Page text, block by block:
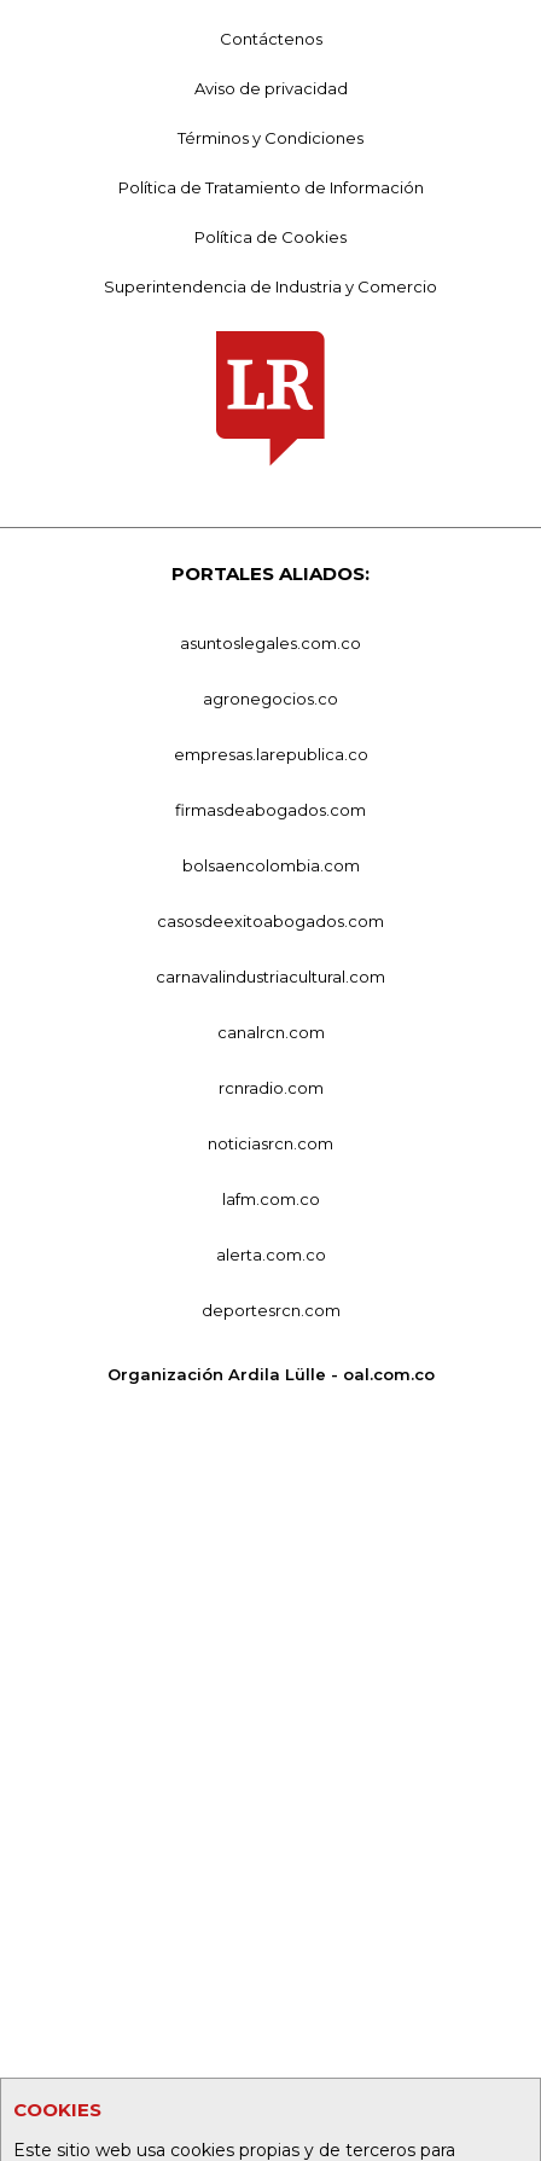
COOKIES
Este sitio web usa cookies propias y de terceros para
Contáctenos
Aviso de privacidad
Términos y Condiciones
Política de Tratamiento de Información
Política de Cookies
Superintendencia de Industria y Comercio
PORTALES ALIADOS:
asuntoslegales.com.co
agronegocios.co
empresas.larepublica.co
firmasdeabogados.com
bolsaencolombia.com
casosdeexitoabogados.com
carnavalindustriacultural.com
canalrcn.com
rcnradio.com
noticiasrcn.com
lafm.com.co
alerta.com.co
deportesrcn.com
Organización Ardila Lülle - oal.com.co